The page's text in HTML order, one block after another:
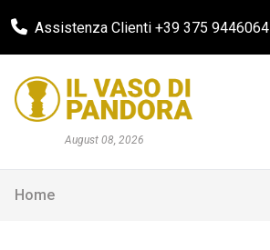
Assistenza Clienti +39 375 9446064
August 08, 2026
Home